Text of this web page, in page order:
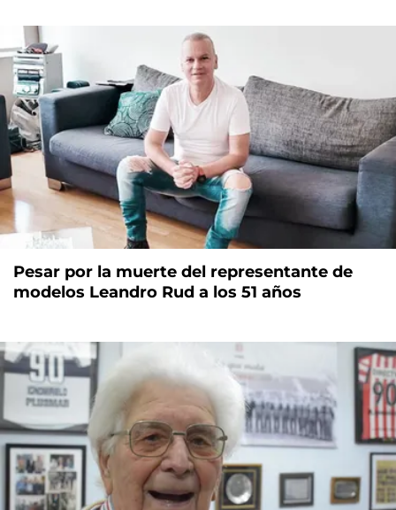
Pesar por la muerte del representante de
modelos Leandro Rud a los 51 años